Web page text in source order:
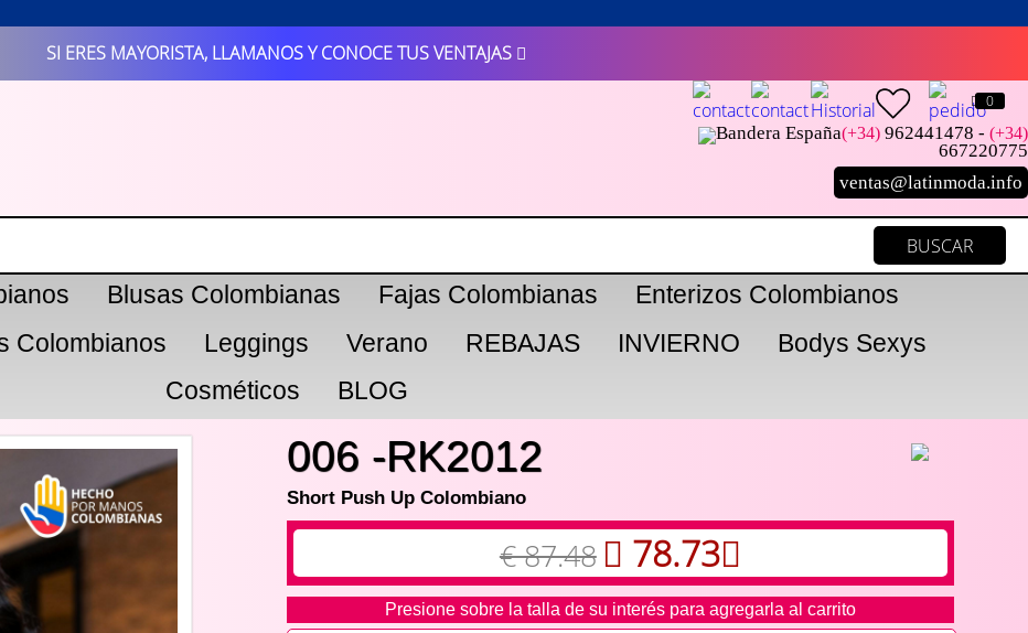
SI ERES MAYORISTA, LLAMANOS Y CONOCE TUS VENTAJAS
0
(+34)962441478 - (+34)
667220775
ventas@latinmoda.info
Blusas Colombianas Fajas Colombianas
Enterizos Colombianos
Colombianos Leggings Verano REBAJAS INVIERNO
Bodys Sexys
Cosméticos
BLOG
006 -RK2012
Short Push Up Colombiano
€ 87.48 78.73
Presione sobre la talla de su interés para agregarla al carrito